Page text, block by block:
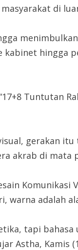
di
kabinet hingga
Tuntutan
gerakan
akrab di mata
warna adalah
tapi
Astha, Kamis